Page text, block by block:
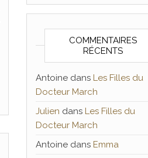
COMMENTAIRES
RÉCENTS
Antoinedans Les Filles du
Docteur March
Julien dans Les Filles du
Docteur March
Antoinedans Emma